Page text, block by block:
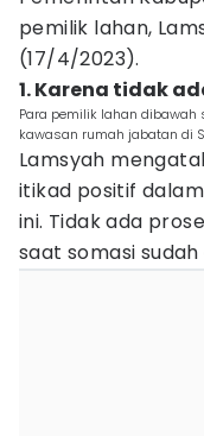
pemilik lahan,
(17/4/2023).
1. Karena tidak
Para pemilik lahan
kawasan rumah jabatan di
Lamsyah
itikad positif
ini. Tidak ada
saat somasi